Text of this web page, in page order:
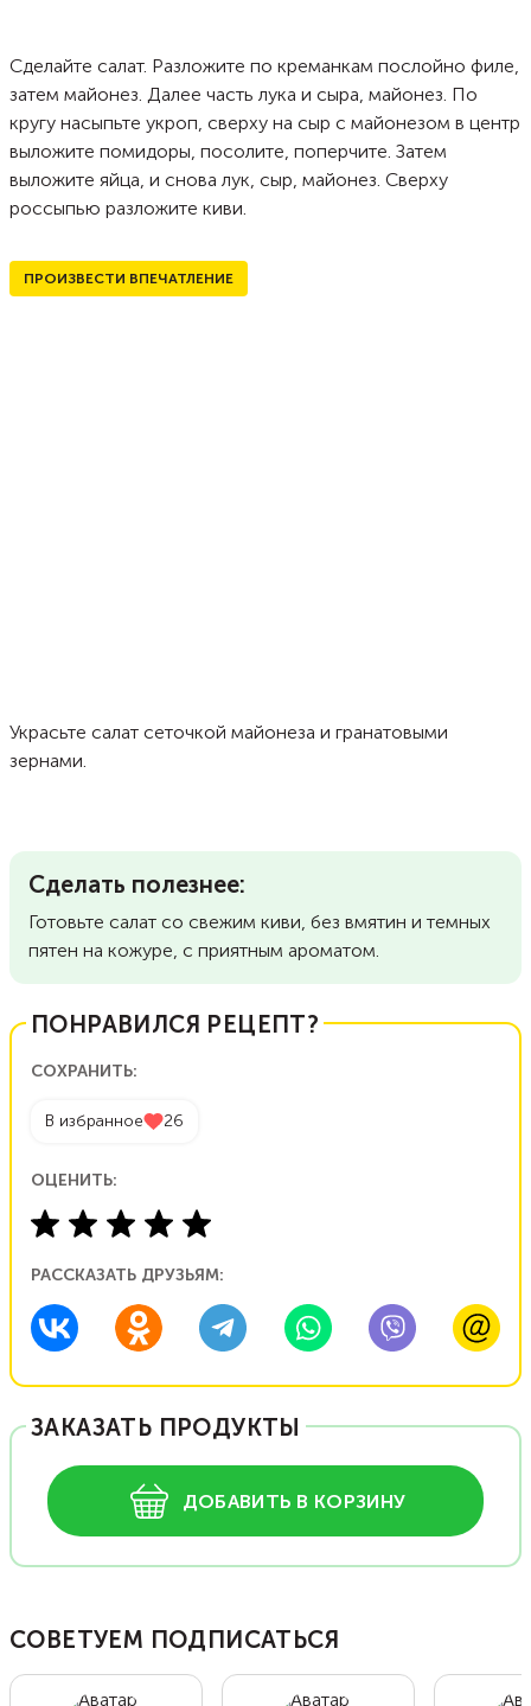
Сделайте салат. Разложите по креманкам послойно филе,
затем майонез. Далее часть лука и сыра, майонез. По
кругу насыпьте укроп, сверху на сыр с майонезом в центр
выложите помидоры, посолите, поперчите. Затем
выложите яйца, и снова лук, сыр, майонез. Сверху
россыпью разложите киви.
ПРОИЗВЕСТИ ВПЕЧАТЛЕНИЕ
Украсьте салат сеточкой майонеза и гранатовыми
зернами.
Сделать полезнее:
Готовьте салат со свежим киви, без вмятин и темных
пятен на кожуре, с приятным ароматом.
ПОНРАВИЛСЯ РЕЦЕПТ?
СОХРАНИТЬ:
В избранное 26
ОЦЕНИТЬ:
РАССКАЗАТЬ ДРУЗЬЯМ:
ЗАКАЗАТЬ ПРОДУКТЫ
ДОБАВИТЬ В КОРЗИНУ
СОВЕТУЕМ ПОДПИСАТЬСЯ